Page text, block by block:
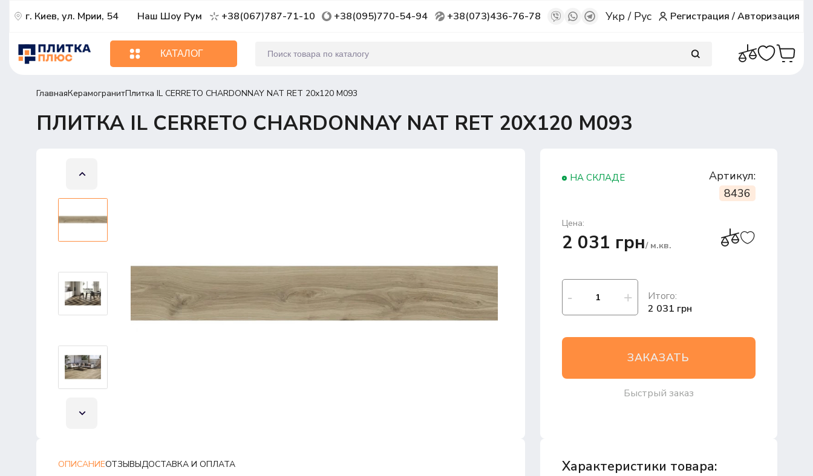
г. Киев, ул. Мрии, 54 Наш Шоу Рум +38(067)787-71-10 +38(095)770-54-94 +38(073)436-76-78 Укр/ Рус Регистрация/Авторизация
КАТАЛОГ
ГлавнаяКерамогранитПлитка IL CERRETO CHARDONNAY NAT RET 20х120 M093
ПЛИТКА IL CERRETO CHARDONNAY NAT RET 20Х120 M093
НА СКЛАДЕ
Артикул:
8436
Цена:
2 031 грн/ м.кв.
Итого:
2 031 грн
ЗАКАЗАТЬ
Быстрый заказ
ОПИСАНИЕОТЗЫВЫДОСТАВКА И ОПЛАТА Характеристики товара: